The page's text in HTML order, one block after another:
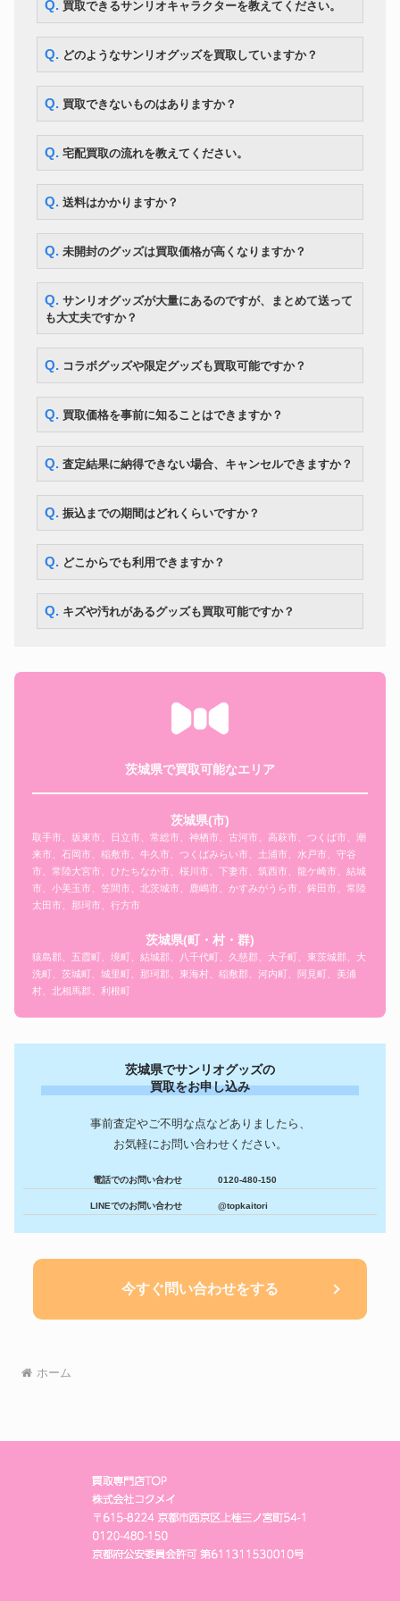
サンリオグッズ
ールペン 大量
5,070円
サンリオグッズ
（千葉、グアム、サイパン限定
等）
サンリオグッズ 12,600円
サンリオグッズ
マシュマロみたいなふわふわに
サンリオグッズ
TOHO ハローキティ エンジェル
生誕25周年限定品 いつもいっし
サンリオグッズ
2004年 ビーンズドール チャー
ミーキティ ぬいぐるみ メモ帳
Q. 買取できるサンリオキャラクターを教えてください。
Q. どのようなサンリオグッズを買取していますか？
Q. 買取できないものはありますか？
Q. 宅配買取の流れを教えてください。
Q. 送料はかかりますか？
Q. 未開封のグッズは買取価格が高くなりますか？
Q. サンリオグッズが大量にあるのですが、まとめて送って
も大丈夫ですか？
Q. コラボグッズや限定グッズも買取可能ですか？
Q. 買取価格を事前に知ることはできますか？
Q. 査定結果に納得できない場合、キャンセルできますか？
Q. 振込までの期間はどれくらいですか？
Q. どこからでも利用できますか？
Q. キズや汚れがあるグッズも買取可能ですか？
茨城県で買取可能なエリア
茨城県(市)
取手市、坂東市、日立市、常総市、神栖市、古河市、高萩市、つくば市、潮
来市、石岡市、稲敷市、牛久市、つくばみらい市、土浦市、水戸市、守谷
市、常陸大宮市、ひたちなか市、桜川市、下妻市、筑西市、龍ケ崎市、結城
市、小美玉市、笠間市、北茨城市、鹿嶋市、かすみがうら市、鉾田市、常陸
太田市、那珂市、行方市
茨城県(町・村・群)
猿島郡、五霞町、境町、結城郡、八千代町、久慈郡、大子町、東茨城郡、大
洗町、茨城町、城里町、那珂郡、東海村、稲敷郡、河内町、阿見町、美浦
村、北相馬郡、利根町
茨城県でサンリオグッズの
買取をお申し込み
事前査定やご不明な点などありましたら、
お気軽にお問い合わせください。
電話でのお問い合わせ 0120-480-150
LINEでのお問い合わせ @topkaitori
今すぐ問い合わせをする
ホーム